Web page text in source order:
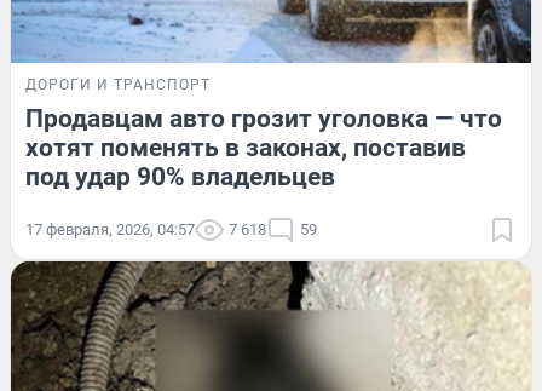
ДОРОГИ И ТРАНСПОРТ
Продавцам авто грозит уголовка — что
хотят поменять в законах, поставив
под удар 90% владельцев
17 февраля, 2026, 04:57 7 618 59